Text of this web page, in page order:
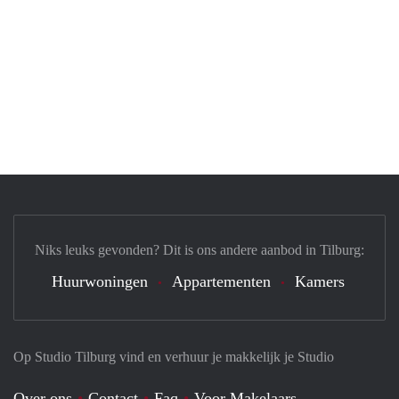
Op Studio Tilburg vind en verhuur je makkelijk je Studio
Niks leuks gevonden? Dit is ons andere aanbod in Tilburg:
Huurwoningen Appartementen Kamers